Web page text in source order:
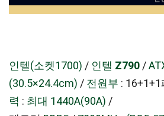
인텔(소켓1700) / 인텔 Z790 /
(30.5×24.4cm) / 전원부 :
력 : 최대 1440A(90A) /